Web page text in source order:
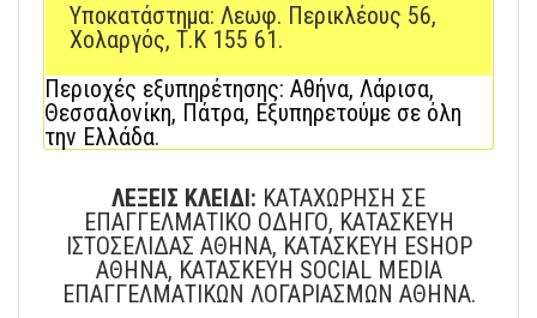
Υποκατάστημα: Λεωφ. Περικλέους 56,
Χολαργός, Τ.Κ 155 61.
Περιοχές εξυπηρέτησης: Αθήνα, Λάρισα,
Θεσσαλονίκη, Πάτρα, Εξυπηρετούμε σε όλη
την Ελλάδα.
ΛΕΞΕΙΣ ΚΛΕΙΔΙ: ΚΑΤΑΧΩΡΗΣΗ ΣΕ
ΕΠΑΓΓΕΛΜΑΤΙΚΟ ΟΔΗΓΟ, ΚΑΤΑΣΚΕΥΗ
ΙΣΤΟΣΕΛΙΔΑΣ ΑΘΗΝΑ, ΚΑΤΑΣΚΕΥΗ ESHOP
ΑΘΗΝΑ, ΚΑΤΑΣΚΕΥΗ SOCIAL MEDIA
ΕΠΑΓΓΕΛΜΑΤΙΚΩΝ ΛΟΓΑΡΙΑΣΜΩΝ ΑΘΗΝΑ.